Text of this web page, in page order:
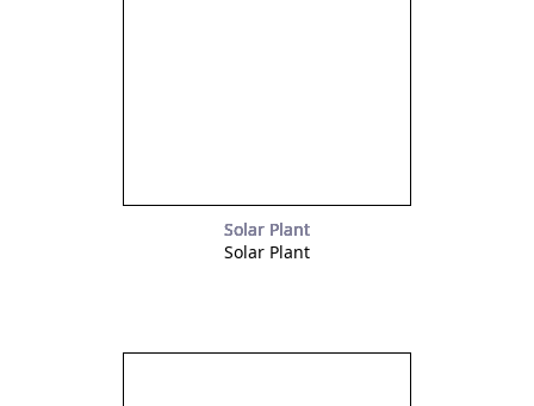
Solar Plant
Solar Plant